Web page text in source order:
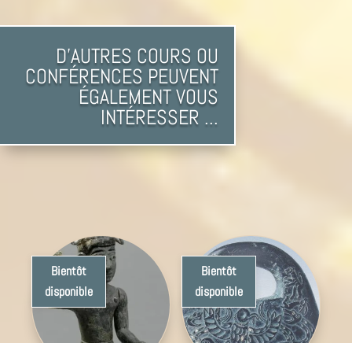
D'AUTRES COURS OU
CONFÉRENCES PEUVENT
ÉGALEMENT VOUS
INTÉRESSER ...
Bientôt
disponible
Bientôt
disponible